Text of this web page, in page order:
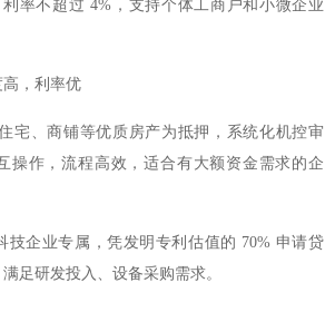
率不超过 4%，支持个体工商户和小微企业
高，利率优
宅、商铺等优质房产为抵押，系统化机控审
操作，流程高效，适合有大额资金需求的企
技企业专属，凭发明专利估值的 70% 申请贷
足研发投入、设备采购需求。